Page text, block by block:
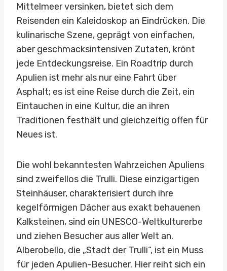
Mittelmeer versinken, bietet sich dem
Reisenden ein Kaleidoskop an Eindrücken. Die
kulinarische Szene, geprägt von einfachen,
aber geschmacksintensiven Zutaten, krönt
jede Entdeckungsreise. Ein Roadtrip durch
Apulien ist mehr als nur eine Fahrt über
Asphalt; es ist eine Reise durch die Zeit, ein
Eintauchen in eine Kultur, die an ihren
Traditionen festhält und gleichzeitig offen für
Neues ist.
Die wohl bekanntesten Wahrzeichen Apuliens
sind zweifellos die Trulli. Diese einzigartigen
Steinhäuser, charakterisiert durch ihre
kegelförmigen Dächer aus exakt behauenen
Kalksteinen, sind ein UNESCO-Weltkulturerbe
und ziehen Besucher aus aller Welt an.
Alberobello, die „Stadt der Trulli“, ist ein Muss
für jeden Apulien-Besucher. Hier reiht sich ein